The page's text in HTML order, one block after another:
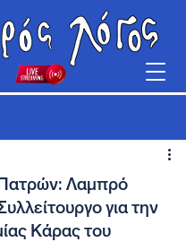
Λαμπρό
για την
Κάρας του